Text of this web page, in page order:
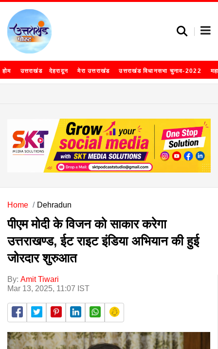
होम उत्तराखंड देहरादून मेरा उत्तराखंड उत्तराखंड विधानसभा चुनाव-2022
Home Dehradun
पीएम मोदी के विजन को साकार करेगा
उत्तराखण्ड, ईट राइट इंडिया अभियान की हुई
जोरदार शुरुआत
By: Amit Tiwari
Mar 13, 2025, 11:07 IST